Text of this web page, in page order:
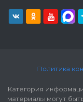
Политика
Категория
материалы могут